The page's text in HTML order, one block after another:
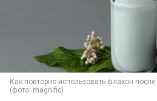
Как повторно использовать флакон
(фото: magnific)